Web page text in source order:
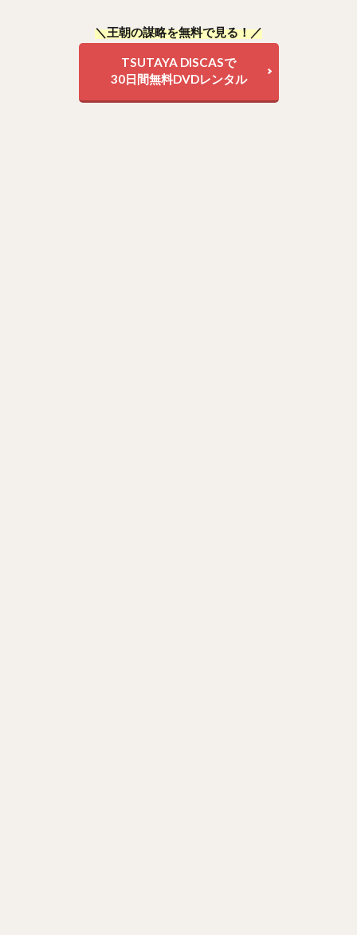
＼王朝の謀略を無料で見る！／
TSUTAYA DISCASで
30日間無料DVDレンタル